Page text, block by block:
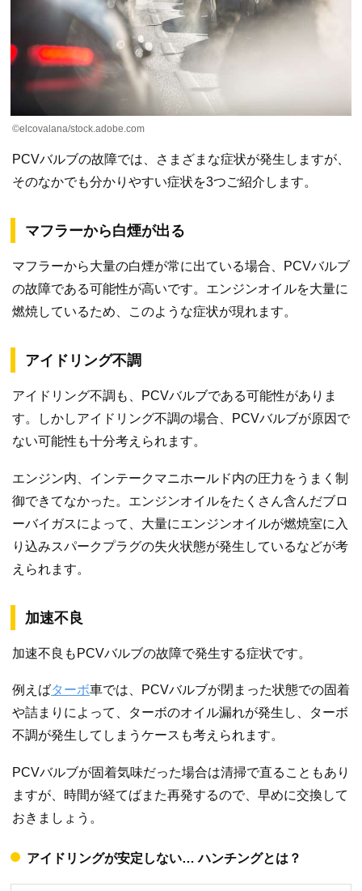
©elcovalana/stock.adobe.com
PCVバルブの故障では、さまざまな症状が発生しますが、
そのなかでも分かりやすい症状を3つご紹介します。
マフラーから白煙が出る
マフラーから大量の白煙が常に出ている場合、PCVバルブ
の故障である可能性が高いです。エンジンオイルを大量に
燃焼しているため、このような症状が現れます。
アイドリング不調
アイドリング不調も、PCVバルブである可能性がありま
す。しかしアイドリング不調の場合、PCVバルブが原因で
ない可能性も十分考えられます。
エンジン内、インテークマニホールド内の圧力をうまく制
御できてなかった。エンジンオイルをたくさん含んだブロ
ーバイガスによって、大量にエンジンオイルが燃焼室に入
り込みスパークプラグの失火状態が発生しているなどが考
えられます。
加速不良
加速不良もPCVバルブの故障で発生する症状です。
例えばターボ車では、PCVバルブが閉まった状態での固着
や詰まりによって、ターボのオイル漏れが発生し、ターボ
不調が発生してしまうケースも考えられます。
PCVバルブが固着気味だった場合は清掃で直ることもあり
ますが、時間が経てばまた再発するので、早めに交換して
おきましょう。
アイドリングが安定しない… ハンチングとは？